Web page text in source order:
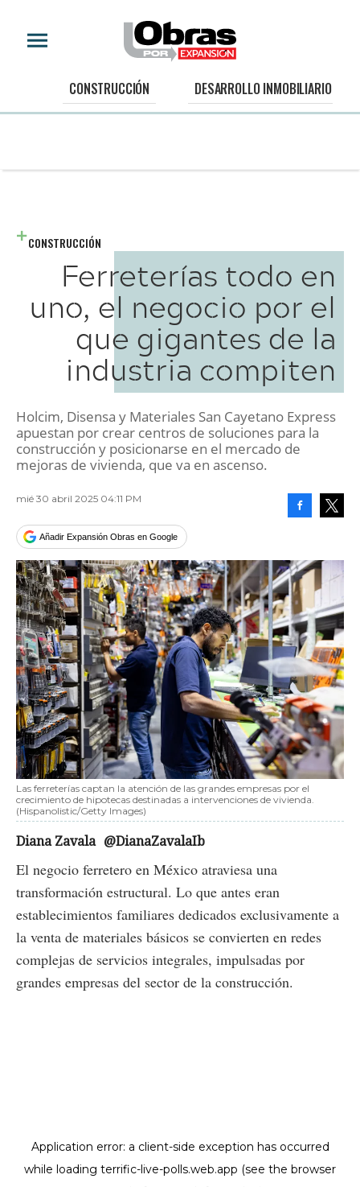
CONSTRUCCIÓN DESARROLLO INMOBILIARIO
CONSTRUCCIÓN
Ferreterías todo en
uno, el negocio por el
que gigantes de la
industria compiten
Holcim, Disensa y Materiales San Cayetano Express
apuestan por crear centros de soluciones para la
construcción y posicionarse en el mercado de
mejoras de vivienda, que va en ascenso.
mié 30 abril 2025 04:11 PM
Añadir Expansión Obras en Google
Las ferreterías captan la atención de las grandes empresas por el
crecimiento de hipotecas destinadas a intervenciones de vivienda.
(Hispanolistic/Getty Images)
Diana Zavala @DianaZavalaIb
El negocio ferretero en México atraviesa una
transformación estructural. Lo que antes eran
establecimientos familiares dedicados exclusivamente a
la venta de materiales básicos se convierten en redes
complejas de servicios integrales, impulsadas por
grandes empresas del sector de la construcción.